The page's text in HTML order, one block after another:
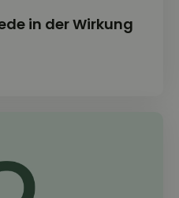
in der Wirkung